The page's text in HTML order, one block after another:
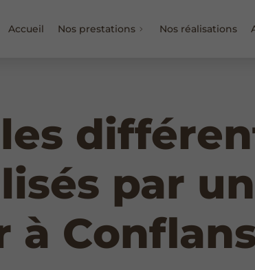
Accueil Nos prestations Nos réalisations
par un